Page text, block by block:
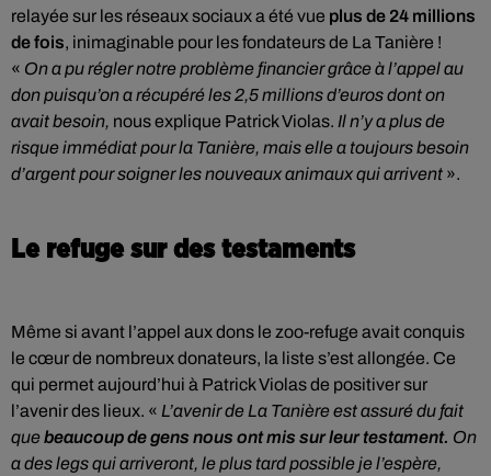
relayée sur les réseaux sociaux a été vue plus de 24 millions
de fois, inimaginable pour les fondateurs de La Tanière !
« On a pu régler notre problème financier grâce à l’appel au
don puisqu’on a récupéré les 2,5 millions d’euros dont on
avait besoin, nous explique Patrick Violas. Il n’y a plus de
risque immédiat pour la Tanière, mais elle a toujours besoin
d’argent pour soigner les nouveaux animaux qui arrivent ».
Le refuge sur des testaments
Même si avant l’appel aux dons le zoo-refuge avait conquis
le cœur de nombreux donateurs, la liste s’est allongée. Ce
qui permet aujourd’hui à Patrick Violas de positiver sur
l’avenir des lieux. « L’avenir de La Tanière est assuré du fait
quebeaucoup de gens nous ont mis sur leur testament. On
a des legs qui arriveront, le plus tard possible je l’espère,